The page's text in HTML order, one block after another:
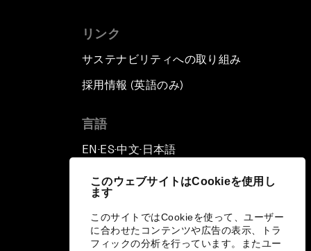
このウェブサイトはCookieを使用し
ます
このサイトではCookieを使って、ユーザー
に合わせたコンテンツや広告の表示、トラ
フィックの分析を行っています。またユー
リンク
サステナビリティへの取り組み
採用情報 (英語のみ)
言語
EN ▪ES▪中文▪ 日本語